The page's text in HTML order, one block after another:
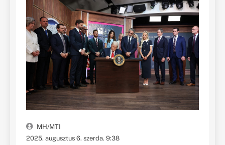
MH/MTI
2025. augusztus 6. szerda. 9:38